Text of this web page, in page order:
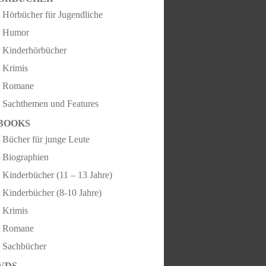
Hörbücher für Jugendliche
Humor
Kinderhörbücher
Krimis
Romane
Sachthemen und Features
Bücher für junge Leute
Biographien
Kinderbücher (11 – 13 Jahre)
Kinderbücher (8-10 Jahre)
Krimis
Romane
Sachbücher